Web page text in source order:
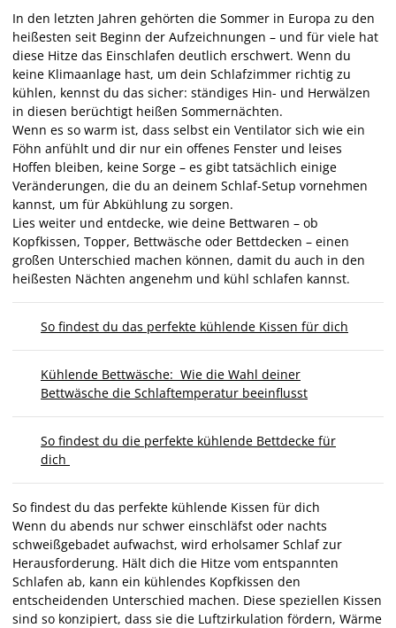
In den letzten Jahren gehörten die Sommer in Europa zu den
heißesten seit Beginn der Aufzeichnungen – und für viele hat
diese Hitze das Einschlafen deutlich erschwert. Wenn du
keine Klimaanlage hast, um dein Schlafzimmer richtig zu
kühlen, kennst du das sicher: ständiges Hin- und Herwälzen
in diesen berüchtigt heißen Sommernächten.
Wenn es so warm ist, dass selbst ein Ventilator sich wie ein
Föhn anfühlt und dir nur ein offenes Fenster und leises
Hoffen bleiben, keine Sorge – es gibt tatsächlich einige
Veränderungen, die du an deinem Schlaf-Setup vornehmen
kannst, um für Abkühlung zu sorgen.
Lies weiter und entdecke, wie deine Bettwaren – ob
Kopfkissen, Topper, Bettwäsche oder Bettdecken – einen
großen Unterschied machen können, damit du auch in den
heißesten Nächten angenehm und kühl schlafen kannst.
So findest du das perfekte kühlende Kissen für dich
Kühlende Bettwäsche: Wie die Wahl deiner
Bettwäsche die Schlaftemperatur beeinflusst
So findest du die perfekte kühlende Bettdecke für
dich
So findest du das perfekte kühlende Kissen für dich
Wenn du abends nur schwer einschläfst oder nachts
schweißgebadet aufwachst, wird erholsamer Schlaf zur
Herausforderung. Hält dich die Hitze vom entspannten
Schlafen ab, kann ein kühlendes Kopfkissen den
entscheidenden Unterschied machen. Diese speziellen Kissen
sind so konzipiert, dass sie die Luftzirkulation fördern, Wärme